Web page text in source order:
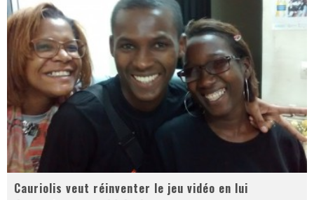
Cauriolis veut réinventer le jeu vidéo en lui